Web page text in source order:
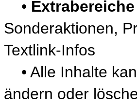
• Extrabereiche
Sonderaktionen,
Textlink-Infos
• Alle Inhalte
ändern oder